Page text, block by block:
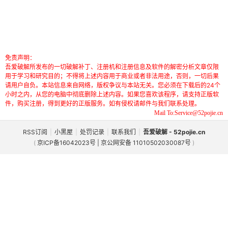
免责声明：
吾爱破解所发布的一切破解补丁、注册机和注册信息及软件的解密分析文章仅限
用于学习和研究目的；不得将上述内容用于商业或者非法用途，否则，一切后果
请用户自负。本站信息来自网络，版权争议与本站无关。您必须在下载后的24个
小时之内，从您的电脑中彻底删除上述内容。如果您喜欢该程序，请支持正版软
件，购买注册，得到更好的正版服务。如有侵权请邮件与我们联系处理。
Mail To:Service@52pojie.cn
RSS订阅 小黑屋 处罚记录 联系我们
吾爱破解 - 52pojie.cn
( 京ICP备16042023号 | 京公网安备 11010502030087号 )